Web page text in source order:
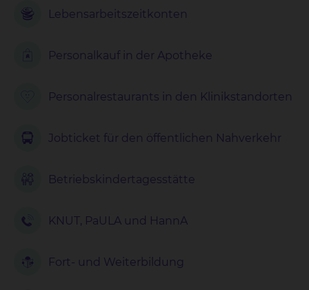
Lebensarbeitszeitkonten
Personalkauf in der Apotheke
Personalrestaurants in den Klinikstandorten
Jobticket für den öffentlichen Nahverkehr
Betriebskindertagesstätte
KNUT, PaULA und HannA
Fort- und Weiterbildung